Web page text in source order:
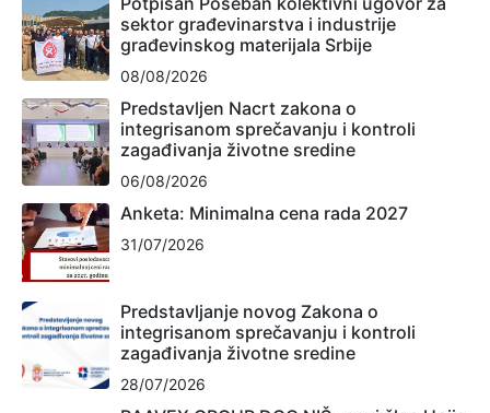
sektor građevinarstva i industrije
građevinskog materijala Srbije
08/08/2026
Predstavljen Nacrt zakona o
integrisanom sprečavanju i kontroli
zagađivanja životne sredine
06/08/2026
Anketa: Minimalna cena rada 2027
31/07/2026
Predstavljanje novog Zakona o
integrisanom sprečavanju i kontroli
zagađivanja životne sredine
28/07/2026